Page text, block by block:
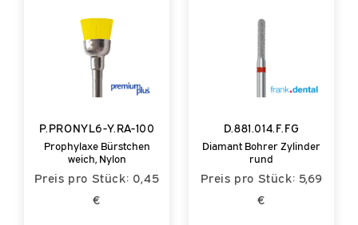
P.PRONYL6-Y.RA-100
Prophylaxe Bürstchen
weich, Nylon
Preis pro Stück: 0,45
€
D.881.014.F.FG
Diamant Bohrer Zylinder
rund
Preis pro Stück: 5,69
€